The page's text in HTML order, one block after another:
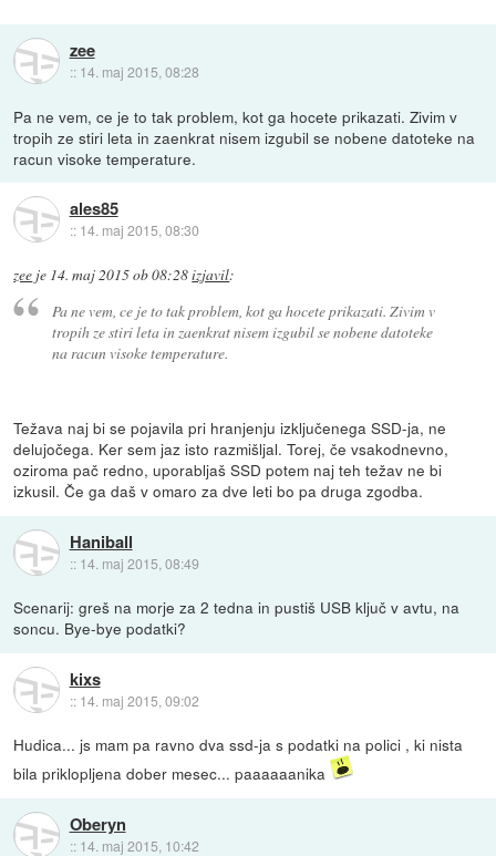
zee
:: 14. maj 2015, 08:28
Pa ne vem, ce je to tak problem, kot ga hocete prikazati. Zivim v
tropih ze stiri leta in zaenkrat nisem izgubil se nobene datoteke na
racun visoke temperature.
ales85
:: 14. maj 2015, 08:30
zee je 14. maj 2015 ob 08:28izjavil:
Pa ne vem, ce je to tak problem, kot ga hocete prikazati. Zivim v
tropih ze stiri leta in zaenkrat nisem izgubil se nobene datoteke
na racun visoke temperature.
Težava naj bi se pojavila pri hranjenju izključenega SSD-ja, ne
delujočega. Ker sem jaz isto razmišljal. Torej, če vsakodnevno,
oziroma pač redno, uporabljaš SSD potem naj teh težav ne bi
izkusil. Če ga daš v omaro za dve leti bo pa druga zgodba.
Haniball
:: 14. maj 2015, 08:49
Scenarij: greš na morje za 2 tedna in pustiš USB ključ v avtu, na
soncu. Bye-bye podatki?
kixs
:: 14. maj 2015, 09:02
Hudica... js mam pa ravno dva ssd-ja s podatki na polici , ki nista
bila priklopljena dober mesec... paaaaaanika
Oberyn
:: 14. maj 2015, 10:42